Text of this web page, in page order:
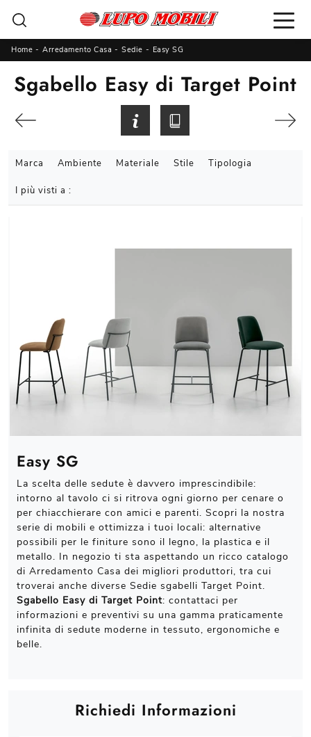
Home - Arredamento Casa - Sedie - Easy SG
Sgabello Easy di Target Point
Marca Ambiente Materiale Stile Tipologia
I più visti a :
Easy SG
La scelta delle sedute è davvero imprescindibile:
intorno al tavolo ci si ritrova ogni giorno per cenare o
per chiacchierare con amici e parenti. Scopri la nostra
serie di mobili e ottimizza i tuoi locali: alternative
possibili per le finiture sono il legno, la plastica e il
metallo. In negozio ti sta aspettando un ricco catalogo
di Arredamento Casa dei migliori produttori, tra cui
troverai anche diverse Sedie sgabelli Target Point.
Sgabello Easy di Target Point: contattaci per
informazioni e preventivi su una gamma praticamente
infinita di sedute moderne in tessuto, ergonomiche e
belle.
Richiedi Informazioni